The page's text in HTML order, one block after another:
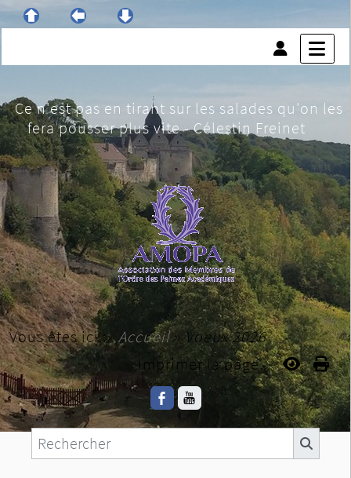
Ce n'est pas en tirant sur les salades qu'on les
fera pousser plus vite - Célestin Freinet
Vous êtes ici :Accueil»Voeux 2026
Imprimer la page...